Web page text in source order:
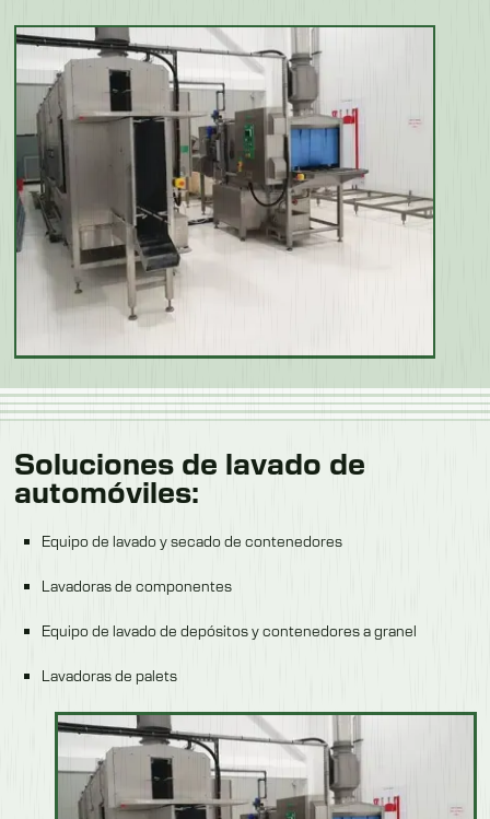
Soluciones de lavado de
automóviles:
Equipo de lavado y secado de contenedores
Lavadoras de componentes
Equipo de lavado de depósitos y contenedores a granel
Lavadoras de palets